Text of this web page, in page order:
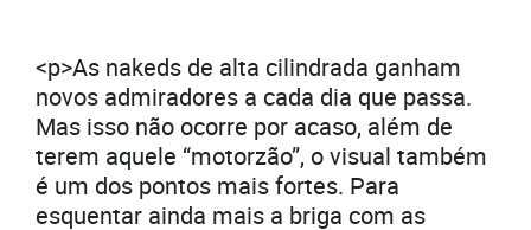
<p>As nakeds de alta cilindrada ganham
novos admiradores a cada dia que passa.
Mas isso não ocorre por acaso, além de
terem aquele “motorzão”, o visual também
é um dos pontos mais fortes. Para
esquentar ainda mais a briga com as